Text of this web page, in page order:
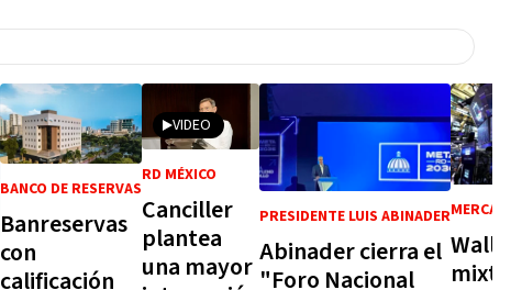
BANCO DE RESERVAS
Banreservas
con
calificación
VIDEO
RD MÉXICO
Canciller
plantea
una mayor
PRESIDENTE LUIS ABINADER
Abinader cierra el
"Foro Nacional
Wall
mixto,